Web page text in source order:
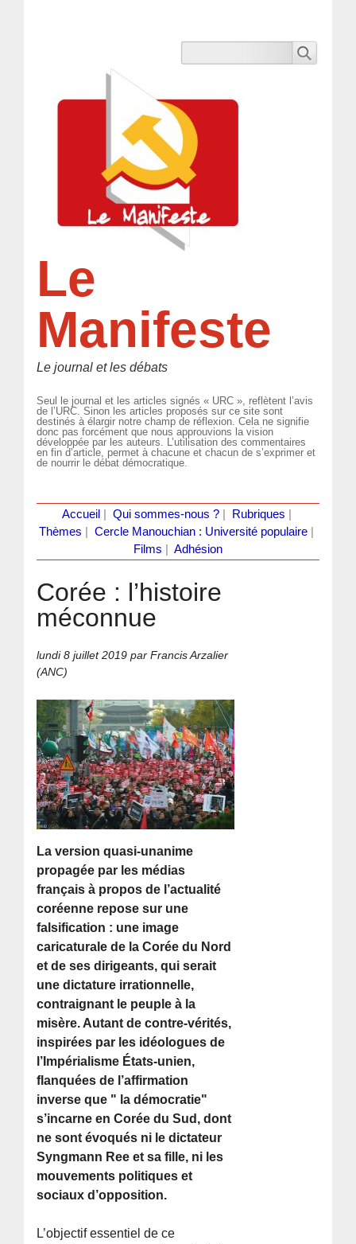
Le
Manifeste
Le journal et les débats
Seul le journal et les articles signés « URC », reflètent l’avis
de l’URC. Sinon les articles proposés sur ce site sont
destinés à élargir notre champ de réflexion. Cela ne signifie
donc pas forcément que nous approuvions la vision
développée par les auteurs. L’utilisation des commentaires
en fin d’article, permet à chacune et chacun de s’exprimer et
de nourrir le débat démocratique.
Accueil Qui sommes-nous ?| Rubriques
Thèmes
Cercle Manouchian : Université populaire
Films
Adhésion
Corée : l’histoire
méconnue
lundi 8 juillet 2019 par Francis Arzalier
(ANC)
La version quasi-unanime
propagée par les médias
français à propos de l’actualité
coréenne repose sur une
falsification : une image
caricaturale de la Corée du Nord
et de ses dirigeants, qui serait
une dictature irrationnelle,
contraignant le peuple à la
misère. Autant de contre-vérités,
inspirées par les idéologues de
l’Impérialisme États-unien,
flanquées de l’affirmation
inverse que " la démocratie"
s’incarne en Corée du Sud, dont
ne sont évoqués ni le dictateur
Syngmann Ree et sa fille, ni les
mouvements politiques et
sociaux d’opposition.
L’objectif essentiel de ce